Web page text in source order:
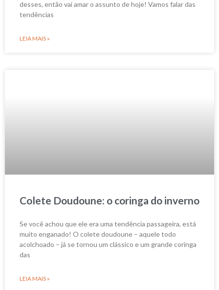
desses, então vai amar o assunto de hoje! Vamos falar das
tendências
LEIA MAIS »
Colete Doudoune: o coringa do inverno
Se você achou que ele era uma tendência passageira, está
muito enganado! O colete doudoune – aquele todo
acolchoado – já se tornou um clássico e um grande coringa
das
LEIA MAIS »